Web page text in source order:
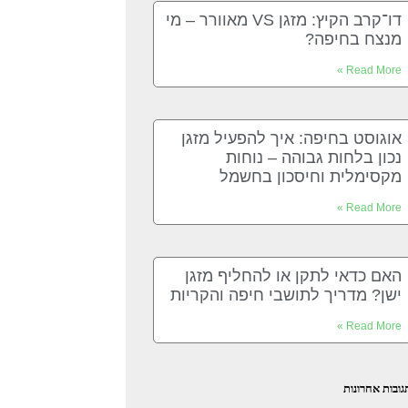
דו־קרב הקיץ: מזגן VS מאוורר – מי
מנצח בחיפה?
Read More »
אוגוסט בחיפה: איך להפעיל מזגן
נכון בלחות גבוהה – נוחות
מקסימלית וחיסכון בחשמל
Read More »
האם כדאי לתקן או להחליף מזגן
ישן? מדריך לתושבי חיפה והקריות
Read More »
אחרונות